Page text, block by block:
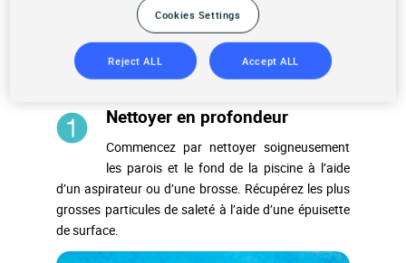
Les étapes pour se débarrasser de
l’eau verte :
Nettoyer en profondeur
Commencez par nettoyer soigneusement
les parois et le fond de la piscine à l’aide
d’unaspirateurou d’une brosse. Récupérez les plus
grosses particules de saleté à l’aide d’une épuisette
de surface.
Cookies Settings
Reject ALL Accept ALL